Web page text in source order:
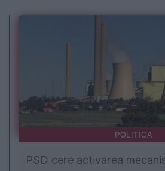
POLITICA
PSD cere activarea